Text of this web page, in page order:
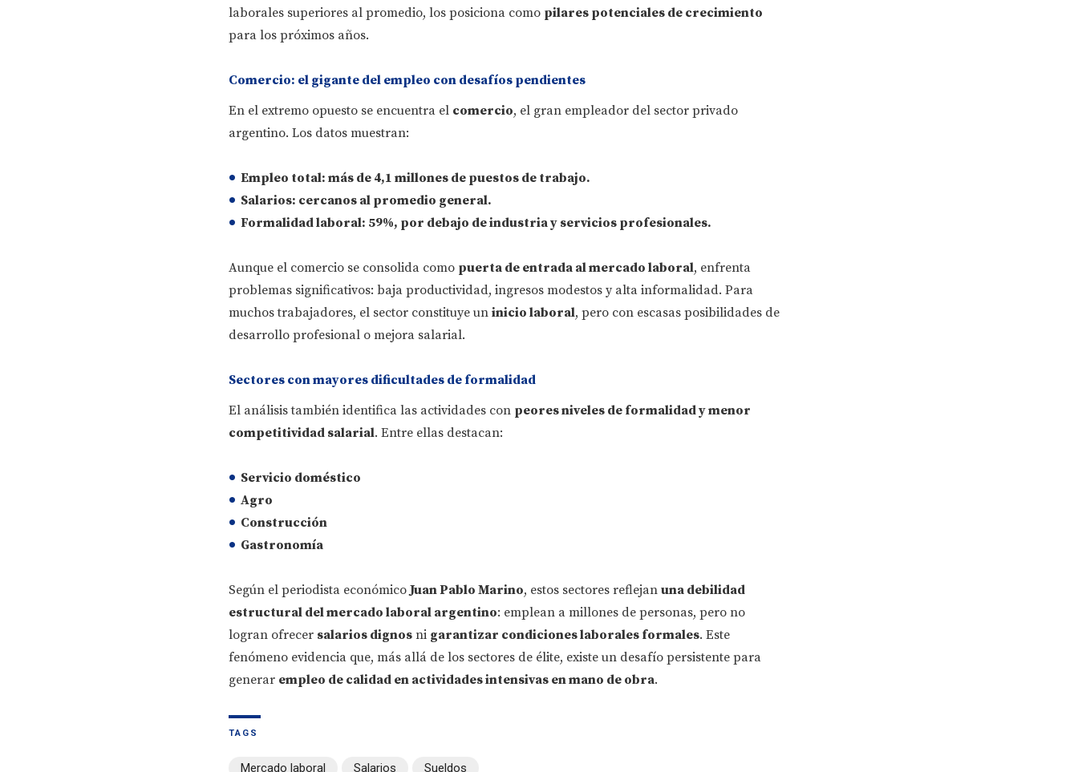
laborales superiores al promedio, los posiciona como pilares potenciales de crecimiento
para los próximos años.
Comercio: el gigante del empleo con desafíos pendientes
En el extremo opuesto se encuentra el comercio, el gran empleador del sector privado
argentino. Los datos muestran:
Empleo total: más de 4,1 millones de puestos de trabajo.
Salarios: cercanos al promedio general.
Formalidad laboral: 59%, por debajo de industria y servicios profesionales.
Aunque el comercio se consolida como puerta de entrada al mercado laboral, enfrenta
problemas significativos: baja productividad, ingresos modestos y alta informalidad. Para
muchos trabajadores, el sector constituye un inicio laboral, pero con escasas posibilidades de
desarrollo profesional o mejora salarial.
Sectores con mayores dificultades de formalidad
El análisis también identifica las actividades con peores niveles de formalidad y menor
competitividad salarial. Entre ellas destacan:
Servicio doméstico
Agro
Construcción
Gastronomía
Según el periodista económico Juan Pablo Marino, estos sectores reflejan una debilidad
estructural del mercado laboral argentino: emplean a millones de personas, pero no
logran ofrecer salarios dignosni garantizar condiciones laborales formales. Este
fenómeno evidencia que, más allá de los sectores de élite, existe un desafío persistente para
generar empleo de calidad en actividades intensivas en mano de obra.
TAGS
Mercado laboral Salarios Sueldos